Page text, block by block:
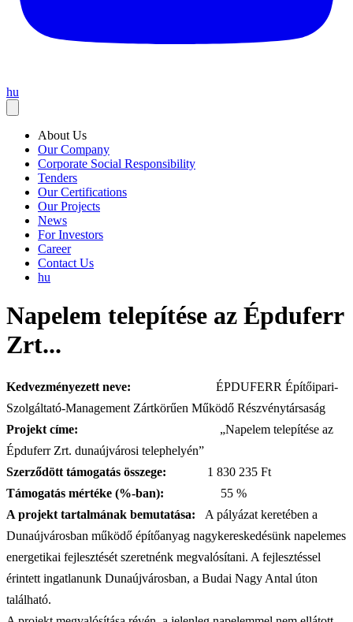
hu
About Us
Our Company
Corporate Social Responsibility
Tenders
Our Certifications
Our Projects
News
For Investors
Career
Contact Us
hu
Napelem telepítése az Épduferr
Zrt...
Kedvezményezett neve: ÉPDUFERR Építőipari-
Szolgáltató-Management Zártkörűen Működő Részvénytársaság
Projekt címe: „Napelem telepítése az
Épduferr Zrt. dunaújvárosi telephelyén”
Szerződött támogatás összege: 1 830 235 Ft
Támogatás mértéke (%-ban): 55 %
A projekt tartalmának bemutatása: A pályázat keretében a
Dunaújvárosban működő építőanyag nagykereskedésünk napelemes
energetikai fejlesztését szeretnénk megvalósítani. A fejlesztéssel
érintett ingatlanunk Dunaújvárosban, a Budai Nagy Antal úton
található.